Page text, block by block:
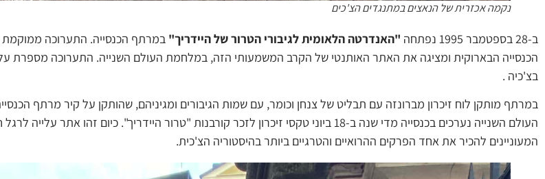
נקמה אכזרית של הנאצים במתנגדים הצ'כים
ב-28 בספטמבר 1995 נפתחה "האנדרטה הלאומית לגיבורי הטרור של היידריך" במרתף הכנסייה. התערוכה
הכנסייה הבארוקית ומציגה את האתר האותנטי של הקרב המשמעותי הזה, במלחמת העולם השנייה. התערוכה מספרת על
בצ'כיה .
העולם השנייה נערכים בכנסייה מדי שנה ב-18 ביוני טקסי זיכרון לזכר קורבנות "טרור היידריך". כיום זהו
המעוניינים להכיר את אחד הפרקים ההרואיים והטרגיים ביותר בהיסטוריה הצ'כית.